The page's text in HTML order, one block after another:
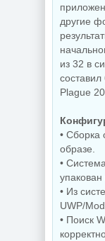
5.3.3 by
другие
из 32 в
Plague
• Сборка
образе.
•
• Из
UWP/
• Поиск